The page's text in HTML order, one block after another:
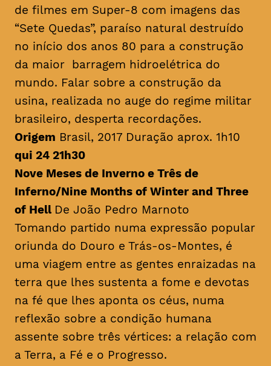
de filmes em Super-8 com imagens das
“Sete Quedas”, paraíso natural destruído
no início dos anos 80 para a construção
da maior barragem hidroelétrica do
mundo. Falar sobre a construção da
usina, realizada no auge do regime militar
brasileiro, desperta recordações.
Origem Brasil, 2017 Duração aprox. 1h10
qui 24 21h30
Nove Meses de Inverno e Três de
Inferno/Nine Months of Winter and Three
of Hell De João Pedro Marnoto
Tomando partido numa expressão popular
oriunda do Douro e Trás-os-Montes, é
uma viagem entre as gentes enraizadas na
terra que lhes sustenta a fome e devotas
na fé que lhes aponta os céus, numa
reflexão sobre a condição humana
assente sobre três vértices: a relação com
a Terra, a Fé e o Progresso.